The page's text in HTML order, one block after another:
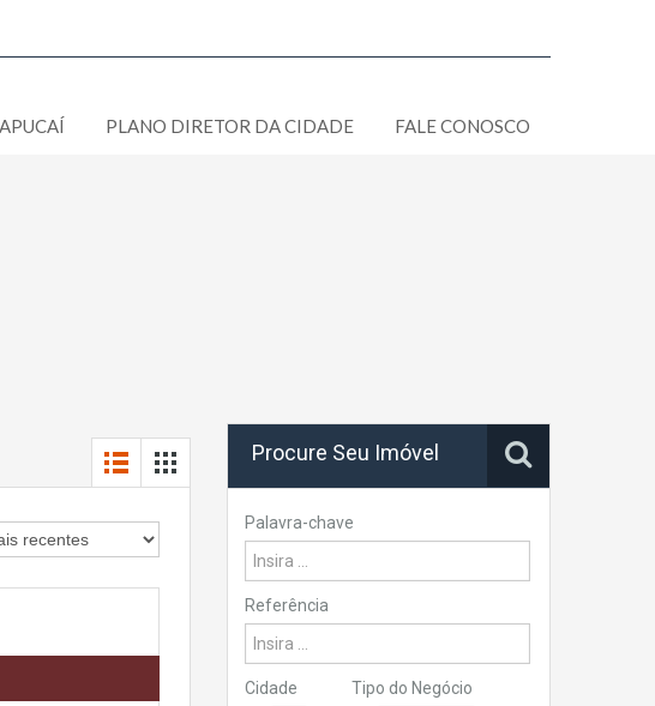
PLANO DIRETOR DA CIDADE FALE CONOSCO
Procure Seu Imóvel
Palavra-chave
Referência
Cidade Tipo do Negócio